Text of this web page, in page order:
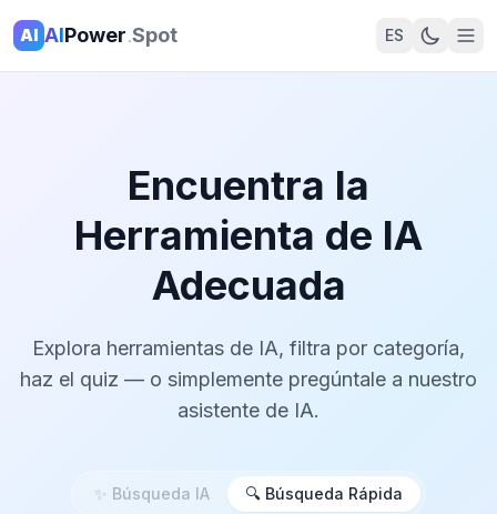
AI AIPower.Spot ES
Encuentra la
Herramienta de IA
Adecuada
Explora herramientas de IA, filtra por categoría,
haz el quiz — o simplemente pregúntale a nuestro
asistente de IA.
✨ Búsqueda IA 🔍 Búsqueda Rápida